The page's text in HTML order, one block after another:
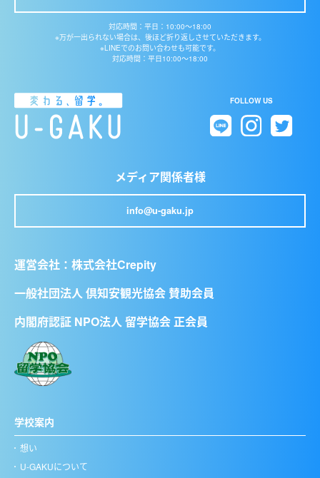
対応時間：平日：10:00〜18:00
※万が一出られない場合は、後ほど折り返しさせていただきます。
※LINEでのお問い合わせも可能です。
対応時間：平日10:00〜18:00
FOLLOW US
メディア関係者様
info@u-gaku.jp
運営会社： 株式会社Crepity
一般社団法人 倶知安観光協会 賛助会員
内閣府認証 NPO法人 留学協会 正会員
学校案内
想い
U-GAKUについて